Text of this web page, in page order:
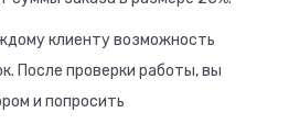
клиенту возможность
После проверки работы, вы
и попросить